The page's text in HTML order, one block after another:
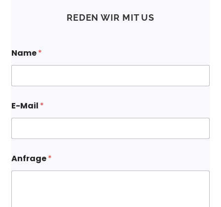
REDEN WIR MIT US
Name*
E-Mail *
a
m
Anfrage*